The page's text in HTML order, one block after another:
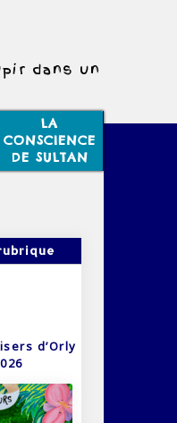
dans un
LA
CONSCIENCE
DE SULTAN
d’Orly